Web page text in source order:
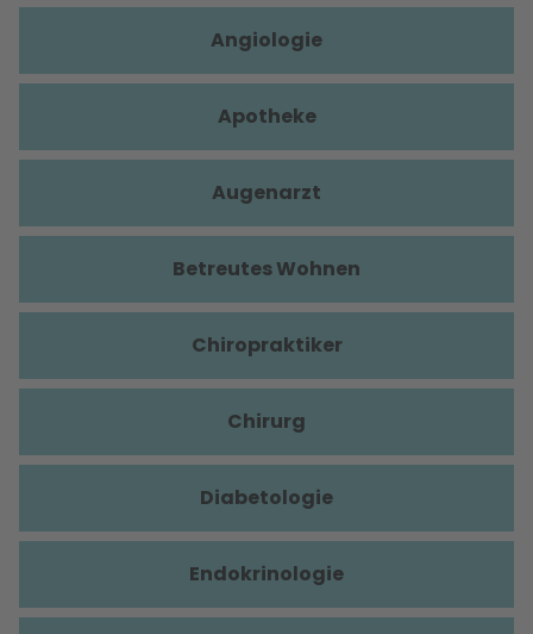
Angiologie
Apotheke
Augenarzt
Betreutes Wohnen
Chiropraktiker
Chirurg
Diabetologie
Endokrinologie